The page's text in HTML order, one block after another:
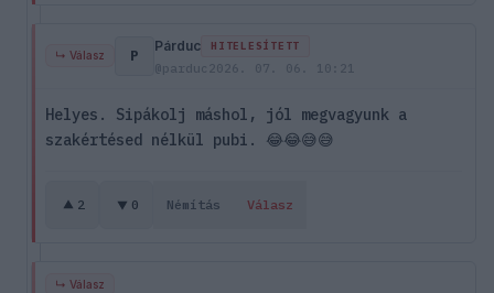
↳ Válasz P
Párduc HITELESÍTETT
@parduc 2026. 07. 06. 10:21
Helyes. Sipákolj máshol, jól megvagyunk a
szakértésed nélkül pubi. 😂😂😅😅
2 0 Némítás Válasz
↳ Válasz